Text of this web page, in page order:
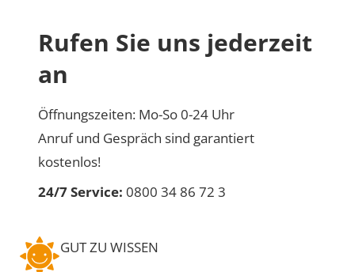
Rufen Sie uns jederzeit
an
Öffnungszeiten: Mo-So 0-24 Uhr
Anruf und Gespräch sind garantiert
kostenlos!
24/7 Service: 0800 34 86 72 3
GUT ZU WISSEN